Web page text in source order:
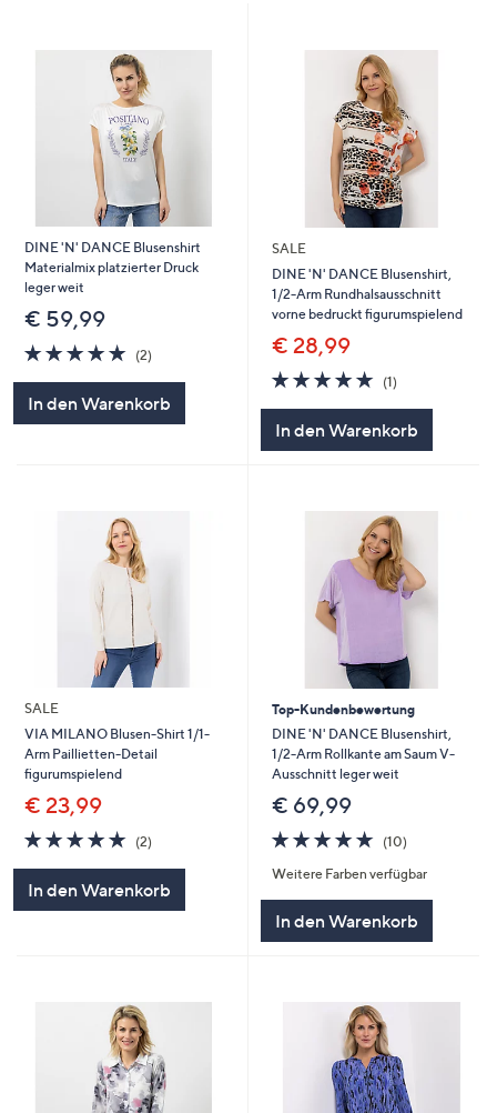
diese
anzuzeigen.
DINE 'N' DANCE Blusenshirt
Materialmix platzierter Druck
leger weit
€ 59,99
5.0
von
(2)2
In den Warenkorb
SALE
DINE 'N' DANCE Blusenshirt,
1/2-Arm Rundhalsausschnitt
vorne bedruckt figurumspielend
€ 28,99
5.0
von
(1)1
In den Warenkorb
SALE
VIA MILANO Blusen-Shirt 1/1-
Arm Paillietten-Detail
figurumspielend
€ 23,99
5.0
von
(2)2
In den Warenkorb
Top-Kundenbewertung
DINE 'N' DANCE Blusenshirt,
1/2-Arm Rollkante am Saum V-
Ausschnitt leger weit
€ 69,99
4.7
von
5
(10)10
Weitere Farben verfügbar
In den Warenkorb